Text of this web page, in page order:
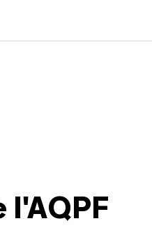
l'AQPF